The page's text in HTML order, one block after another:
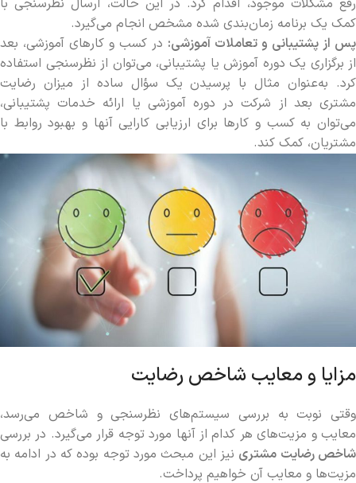
کمک یک برنامه زمان‌بندی شده مشخص انجام می‌گیرد.
پس از پشتیبانی و تعاملات آموزشی: در کسب و کارهای آموزشی، بعد
از برگزاری یک دوره آموزش یا پشتیبانی، می‌توان از نظرسنجی استفاده
کرد. به‌عنوان مثال با پرسیدن یک سؤال ساده از میزان رضایت
مشتری بعد از شرکت در دوره آموزشی یا ارائه خدمات پشتیبانی،
می‌توان به کسب و کارها برای ارزیابی کارایی آنها و بهبود روابط با
مشتریان، کمک کند.
مزایا و معایب شاخص رضایت
وقتی نوبت به بررسی سیستم‌های نظرسنجی و شاخص می‌رسد،
معایب و مزیت‌های هر کدام از آنها مورد توجه قرار می‌گیرد. در بررسی
شاخص رضایت مشتری نیز این مبحث مورد توجه بوده که در ادامه به
مزیت‌ها و معایب آن خواهیم پرداخت.